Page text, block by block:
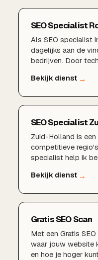
SEO Specialist
Als SEO specialist
dagelijks aan de
bedrijven. Door
Bedrijfsprofiel en
SEO Specialist
Zuid-Holland is
competitieve
specialist help ik
van de provincie
Gratis SEO Scan
Met een Gratis
waar jouw website
en hoe je hoger